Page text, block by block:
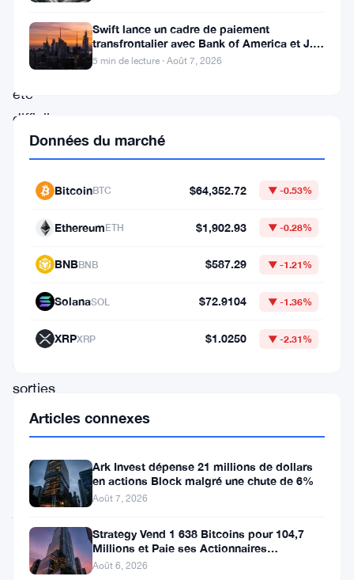
semaine
été
difficile
pour
fonds
négociés
bourse
(ETF)
Bitcoin,
avec
sorties
massives
marquant
troisième
jour
consécutif
Swift lance un cadre de paiement
transfrontalier avec Bank of America et J.P.
Morgan dans 25 pays
5 min de lecture · Août 7, 2026
Données du marché
BitcoinBTC $64,352.72 ▼ -0.53%
EthereumETH $1,902.93 ▼ -0.28%
BNBBNB $587.29 ▼ -1.21%
SolanaSOL $72.9104 ▼ -1.36%
XRPXRP $1.0250 ▼ -2.31%
Articles connexes
Ark Invest dépense 21 millions de dollars
en actions Block malgré une chute de 6%
Août 7, 2026
Strategy Vend 1 638 Bitcoins pour 104,7
Millions et Paie ses Actionnaires
Privilégiés
Août 6, 2026